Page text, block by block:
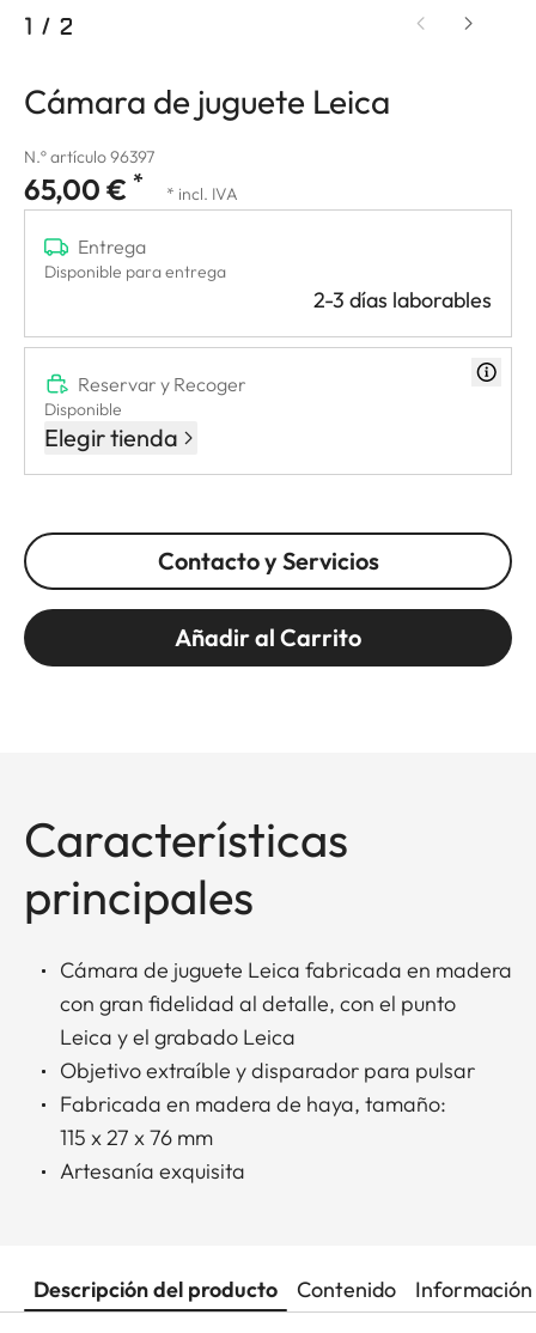
1 / 2
Cámara de juguete Leica
N.º artículo 96397
65,00 € * * incl. IVA
Entrega
Disponible para entrega
2-3 días laborables
Reservar y Recoger
Disponible
Elegir tienda
Contacto y Servicios
Añadir al Carrito
Características
principales
Cámara de juguete Leica fabricada en madera
con gran fidelidad al detalle, con el punto
Leica y el grabado Leica
Objetivo extraíble y disparador para pulsar
Fabricada en madera de haya, tamaño:
115 x 27 x 76 mm
Artesanía exquisita
Descripción del producto Contenido